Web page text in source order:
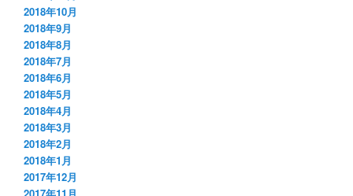
2018年10月
2018年9月
2018年8月
2018年7月
2018年6月
2018年5月
2018年4月
2018年3月
2018年2月
2018年1月
2017年12月